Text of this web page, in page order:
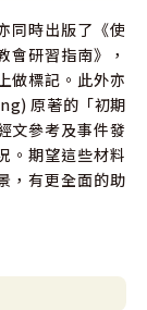
同時出版了《使
研習指南》，
做標記。此外亦
原著的「初期
文參考及事件發
。期望這些材料
，有更全面的助